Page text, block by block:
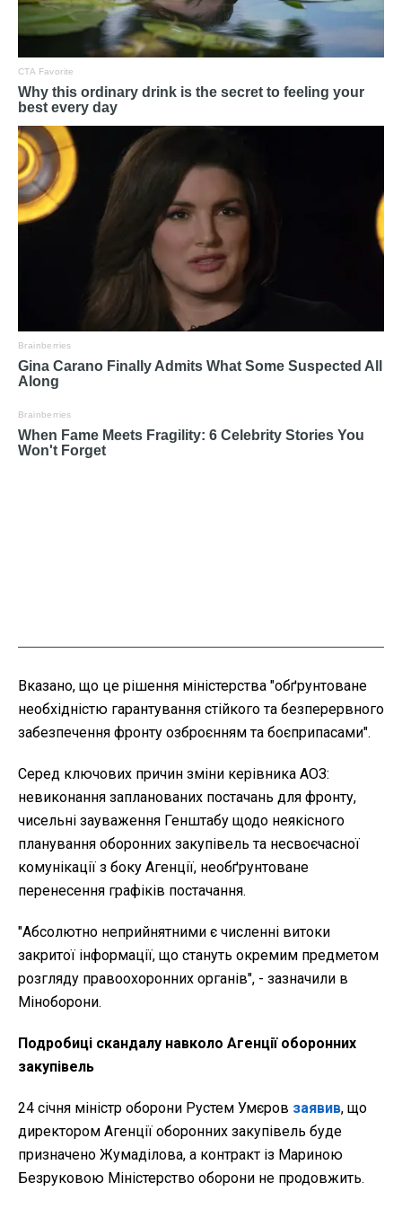
Вказано, що це рішення міністерства "обґрунтоване
необхідністю гарантування стійкого та безперервного
забезпечення фронту озброєнням та боєприпасами".
Серед ключових причин зміни керівника АОЗ:
невиконання запланованих постачань для фронту,
чисельні зауваження Генштабу щодо неякісного
планування оборонних закупівель та несвоєчасної
комунікації з боку Агенції, необґрунтоване
перенесення графіків постачання.
"Абсолютно неприйнятними є численні витоки
закритої інформації, що стануть окремим предметом
розгляду правоохоронних органів", - зазначили в
Міноборони.
Подробиці скандалу навколо Агенції оборонних
закупівель
24 січня міністр оборони Рустем Умєров заявив, що
директором Агенції оборонних закупівель буде
призначено Жумаділова, а контракт із Мариною
Безруковою Міністерство оборони не продовжить.